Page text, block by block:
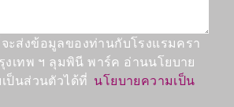
ะส่งข้อมูลของท่านกับโรงแรมครา
งเทพ ฯ ลุมพินี พาร์ค อ่านนโยบาย
ป็นส่วนตัวได้ที่ นโยบายความเป็น